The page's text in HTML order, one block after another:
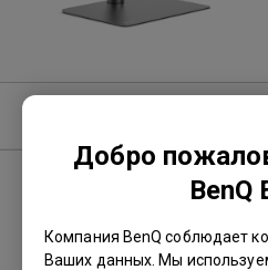
Добро
BenQ
Компания BenQ соблюдает
Ваших данных. Мы
Соответствующие